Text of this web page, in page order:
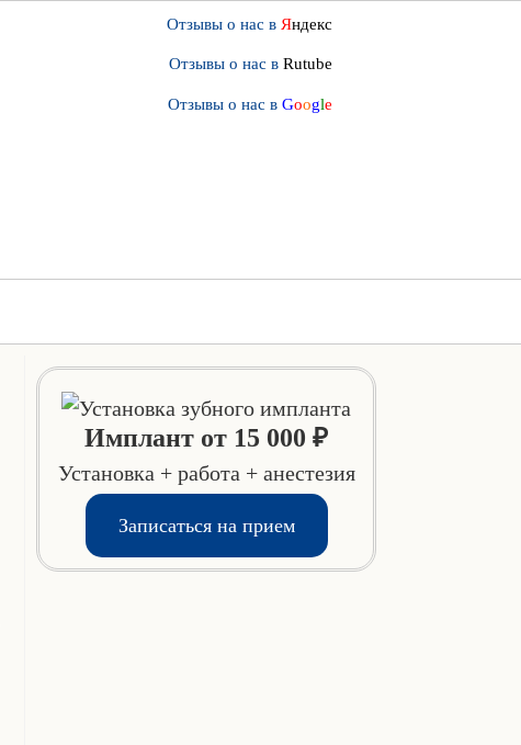
Отзывы о нас в Яндекс
Отзывы о нас вRutube
Отзывы о нас вGoogle
Имплант от 15 000 ₽
Установка + работа + анестезия
Записаться на прием